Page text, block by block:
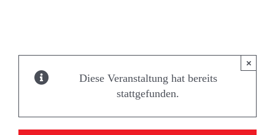
Diese Veranstaltung hat bereits
stattgefunden.
×